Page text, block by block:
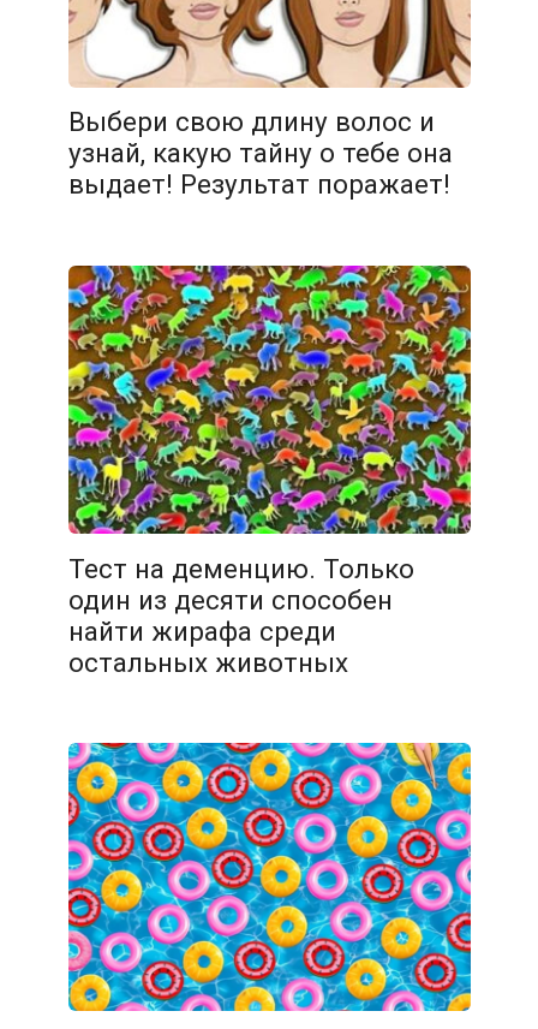
08.02.2026
Выбери свою длину волос и
узнай, какую тайну о тебе она
выдает! Результат поражает!
07.02.2026
Тест на деменцию. Только
один из десяти способен
найти жирафа среди
остальных животных
06.02.2026